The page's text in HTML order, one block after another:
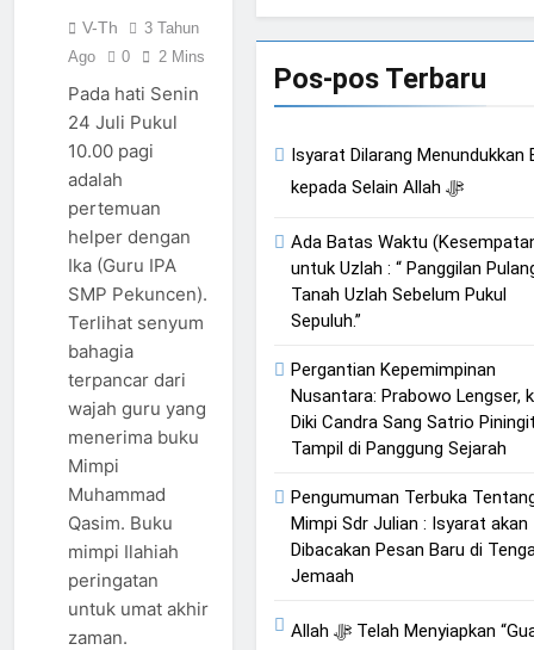
7 Tokoh Inti
Sebagai
Hanya Jiwa-
jiwa yang Suci
yang Diijinkan
Dipaksa Terang
& Sebuah
Barisan yang
Diakui, Solid &
Loyal
Tertutup dari
Mayoritas
Kemuliaannya
Jauh dari Apa
yang Tampak
2 Hari Ago
Ketika
Dijawab Lewat
Wajah (kang
Petunjuk
Melalui Jalan
Hati
2 Hari Ago
Timur: Isyarat
Kebangkitan
Islam Dimulai
Isyarat
Indonesia &
Malaysia akan
Menjadi Sebab
Rahmat Allah
3 Hari Ago
V-Th
3 Tahun
Ago
0 2 Mins
Pada hati Senin
24 Juli Pukul
10.00 pagi
adalah
pertemuan
helper dengan
Ika (Guru IPA
SMP Pekuncen).
Terlihat senyum
bahagia
terpancar dari
wajah guru yang
menerima buku
Mimpi
Muhammad
Qasim. Buku
mimpi Ilahiah
peringatan
untuk umat akhir
zaman.
Pos-pos Terbaru
Isyarat Dilarang Menundukkan
kepada Selain Allah ﷻ
Ada Batas Waktu
untuk Uzlah : “ Panggilan
Tanah Uzlah Sebelum Pukul
Sepuluh.”
Pergantian Kepemimpinan
Nusantara: Prabowo Lengser,
Diki Candra Sang Satrio
Tampil di Panggung Sejarah
Pengumuman Terbuka
Mimpi Sdr Julian : Isyarat akan
Dibacakan Pesan Baru di
Jemaah
Allah ﷻ Telah Menyiapkan “Gua